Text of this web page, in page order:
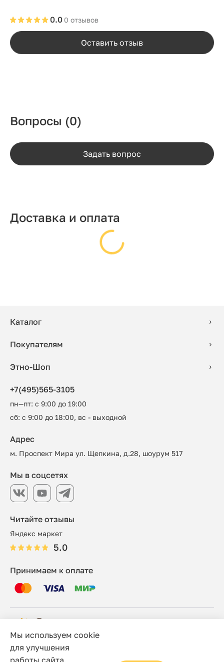
0 отзывов
0.0
Оставить отзыв
Вопросы (0)
Задать вопрос
Доставка и оплата
Каталог
Покупателям
Этно-Шоп
+7(495)565-3105
пн—пт: с 9:00 до 19:00
сб: с 9:00 до 18:00, вс - выходной
Читайте отзывы
Яндекс маркет
5.0
Адрес
м. Проспект Мира ул. Щепкина, д.28, шоурум 517
Принимаем к оплате
Мы в соцсетях
© 2006 - 2026 Этно-шоп, Интернет-магазин
Мы используем cookie
для улучшения
работы сайта.